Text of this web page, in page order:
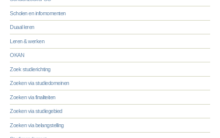
Scholen en infomomenten
Duaal leren
Leren & werken
OKAN
Zoek studierichting
Zoeken via studiedomeinen
Zoeken via finaliteiten
Zoeken via studiegebied
Zoeken via belangstelling